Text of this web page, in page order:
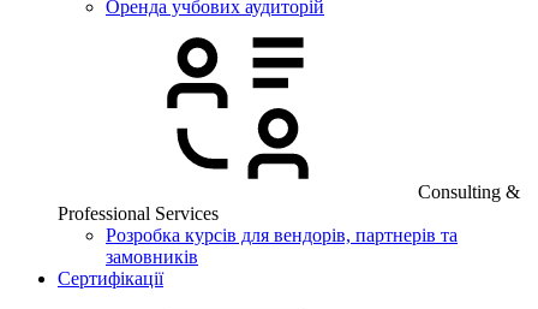
Оренда учбових аудиторій
Consulting &
Professional Services
Розробка курсів для вендорів, партнерів та
замовників
Сертифікації